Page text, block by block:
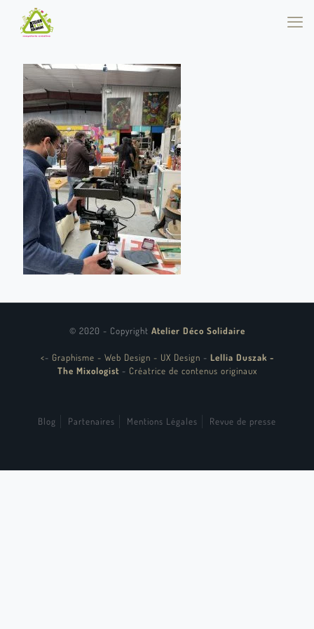
© 2020 - Copyright Atelier Déco Solidaire
<- Graphisme - Web Design - UX Design - Lellia Duszak -
The Mixologist - Créatrice de contenus originaux
Blog Partenaires Mentions Légales Revue de presse